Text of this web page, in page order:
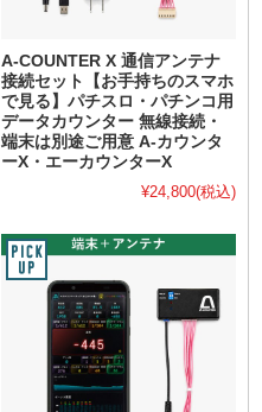
A-COUNTER X 通信アンテナ
接続セット【お手持ちのスマホ
で見る】パチスロ・パチンコ用
データカウンター 無線接続・
端末は別途ご用意 A-カウンタ
ーX・エーカウンターX
¥24,800(税込)